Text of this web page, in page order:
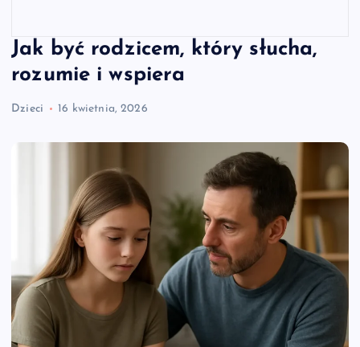
Jak być rodzicem, który słucha,
rozumie i wspiera
Dzieci 16 kwietnia, 2026